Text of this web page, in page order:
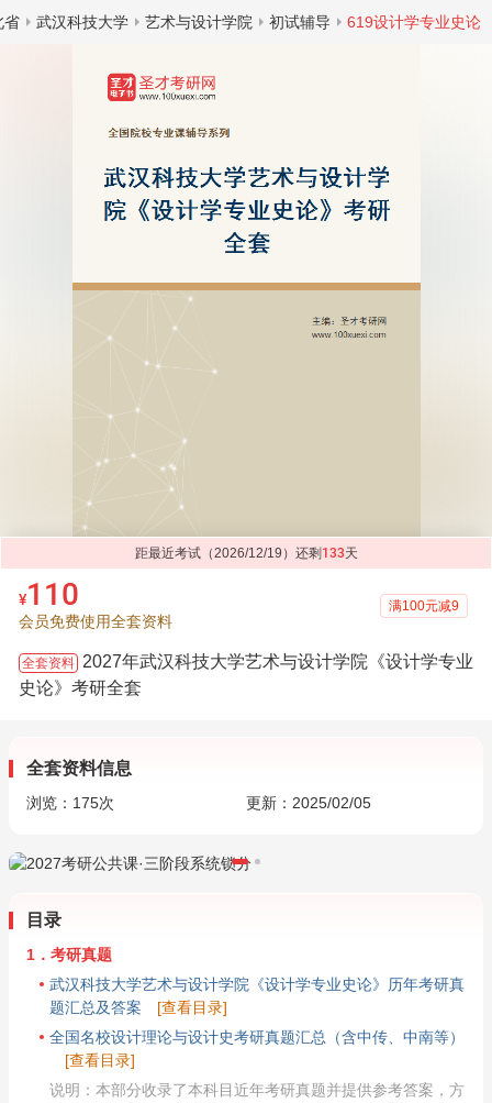
省 武汉科技大学 艺术与设计学院 初试辅导 619设计学专业史论
距最近考试（2026/12/19）还剩 133天
¥110
会员免费使用全套资料
满100元减9
全套资料 2027年武汉科技大学艺术与设计学院《设计学专业
史论》考研全套
全套资料信息
浏览： 175次 更新：2025/02/05
目录
1．考研真题
武汉科技大学艺术与设计学院《设计学专业史论》历年考研真
题汇总及答案
[查看目录]
全国名校设计理论与设计史考研真题汇总（含中传、中南等）
[查看目录]
说明：本部分收录了本科目近年考研真题并提供参考答案，方